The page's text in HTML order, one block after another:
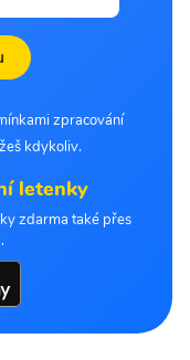
zpracování
kdykoliv.
letenky
zdarma také přes